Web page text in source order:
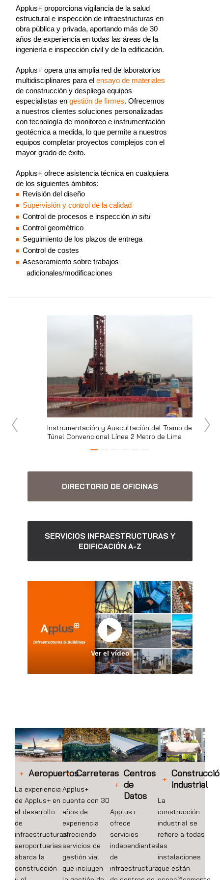
Applus+ proporciona vigilancia de la salud
estructural e inspección de infraestructuras en
obra pública y privada, aportando más de 30
años de experiencia en todas las áreas de la
ingeniería e inspección civil y de la edificación.
Applus+ opera una amplia red de laboratorios
multidisciplinares para el ensayo de materiales
de construcción y despliega equipos
especialistas en gestión de firmes. Ofrecemos
a nuestros clientes soluciones personalizadas
con tecnología de monitoreo e instrumentación
geotécnica a medida, lo que permite a nuestros
equipos completar proyectos complejos con el
mayor grado de éxito.
Applus+ ofrece asistencia técnica en cualquiera
de los siguientes ámbitos:
Revisión del diseño
Supervisión y control de la calidad
Control de procesos e inspección in situ
Control geométrico
Seguimiento de los plazos de entrega
Control de costes
Asesoramiento sobre trabajos
adicionales/modificaciones
Instrumentación y Auscultación del Tramo de
Túnel Convencional Línea 2 Metro de Lima
DIRECTORIO DE OFICINAS
SERVICIOS INFRAESTRUCTURAS Y
EDIFICACIÓN A-Z
Ver el vídeo
Aeropuertos
La experiencia
de Applus+ en
el desarrollo
de
infraestructuras
aeroportuarias
abarca la
construcción
Carreteras
Applus+
cuenta con 30
años de
experiencia
ofreciendo
servicios de
gestión vial
que incluyen
Centros
de
Datos
Applus+
ofrece
servicios
independientes
de
infraestructura
industrial
La
construcción
industrial se
refiere a todas
las
instalaciones
que están